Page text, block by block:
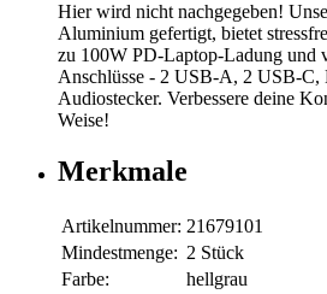
Hier wird nicht nachgegeben!
Aluminium gefertigt, bietet
zu 100W PD-Laptop-Ladung und
Anschlüsse - 2 USB-A, 2 USB-C,
Audiostecker. Verbessere deine
Weise!
Merkmale
Artikelnummer: 21679101
Mindestmenge: 2 Stück
Farbe:
hellgrau